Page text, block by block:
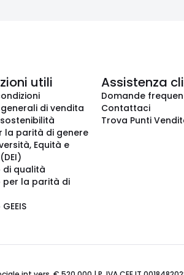
utili
di vendita
la parità di genere
Equità e
qualità
per la parità di
Assistenza
Domande
Contattaci
Trova Punti